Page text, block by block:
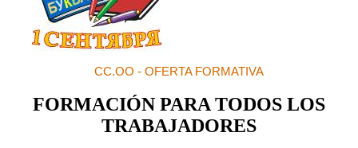
CC.OO - OFERTA FORMATIVA
FORMACIÓN PARA TODOS LOS
TRABAJADORES